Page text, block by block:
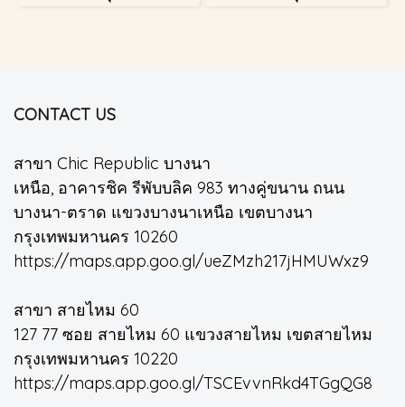
CONTACT US
สาขา Chic Republic บางนา
เหนือ, อาคารชิค รีพับบลิค 983 ทางคู่ขนาน ถนน
บางนา-ตราด แขวงบางนาเหนือ เขตบางนา
กรุงเทพมหานคร 10260
https://maps.app.goo.gl/ueZMzh217jHMUWxz9
สาขา สายไหม 60
127 77 ซอย สายไหม 60 แขวงสายไหม เขตสายไหม
กรุงเทพมหานคร 10220
https://maps.app.goo.gl/TSCEvvnRkd4TGgQG8